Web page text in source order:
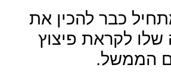
כבר להכין את
שלו לקראת פיצוץ
הממשל.